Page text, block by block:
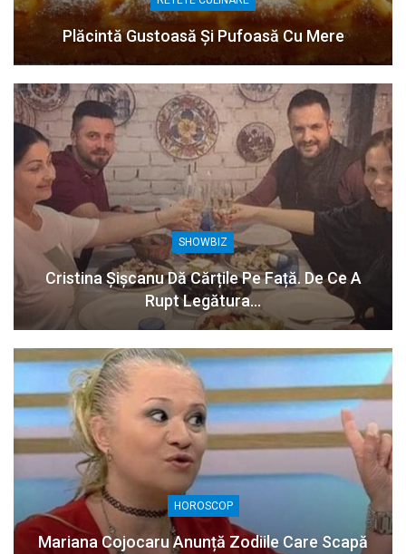
Plăcintă Gustoasă Și Pufoasă Cu Mere
SHOWBIZ
Cristina Șișcanu Dă Cărțile Pe Față. De Ce A
Rupt Legătura…
HOROSCOP
Mariana Cojocaru Anunță Zodiile Care Scapă